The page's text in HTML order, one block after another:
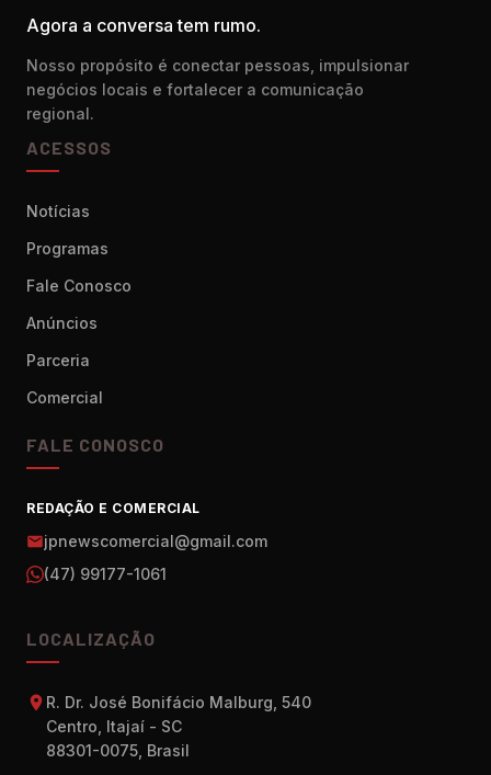
Agora a conversa tem rumo.
Nosso propósito é conectar pessoas, impulsionar
negócios locais e fortalecer a comunicação
regional.
ACESSOS
Notícias
Programas
Fale Conosco
Anúncios
Parceria
Comercial
FALE CONOSCO
REDAÇÃO E COMERCIAL
jpnewscomercial@gmail.com
(47) 99177-1061
LOCALIZAÇÃO
R. Dr. José Bonifácio Malburg, 540
Centro, Itajaí - SC
88301-0075, Brasil